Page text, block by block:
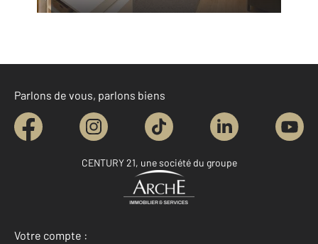
Parlons de vous, parlons biens
CENTURY 21, une société du groupe
Votre compte :